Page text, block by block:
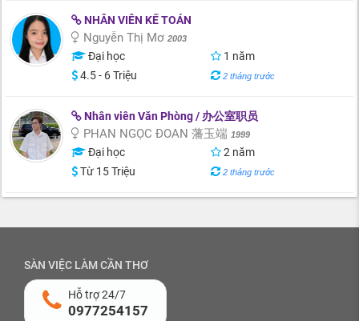
NHÂN VIÊN KẾ TOÁN
Nguyễn Thị Mơ 2003
Đại học
1 năm
4.5 - 6 Triệu
2 tháng trước
Nhân viên Văn Phòng / 办公室职员
PHAN NGỌC ĐOAN 藩玉端 1999
Đại học
2 năm
Từ 15 Triệu
2 tháng trước
SÀN VIỆC LÀM CẦN THƠ
Hỗ trợ 24/7
0977254157